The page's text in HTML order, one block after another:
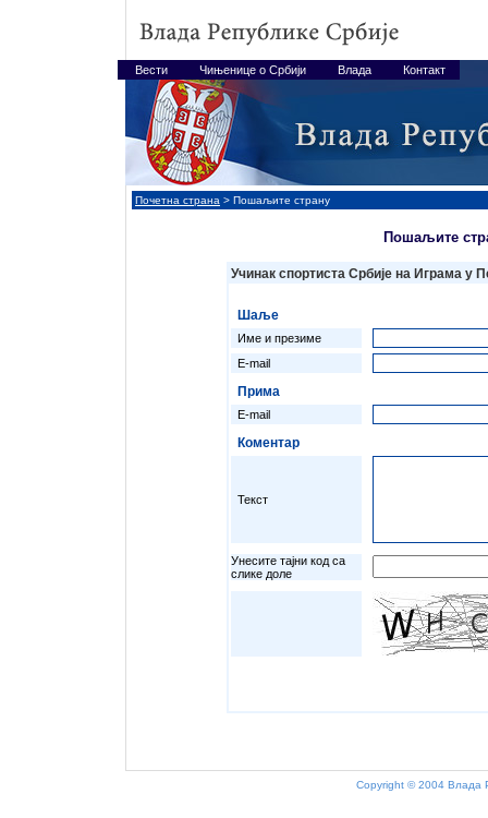
Вести Чињенице о Србији Влада Контакт
Почетна страна > Пошаљите страну
Пошаљите
Учинак спортиста Србије на Играма у
Шаље
Име и презиме
E-mail
Прима
E-mail
Коментар
Текст
Унесите тајни код са
слике доле
Copyright © 2004 Влада